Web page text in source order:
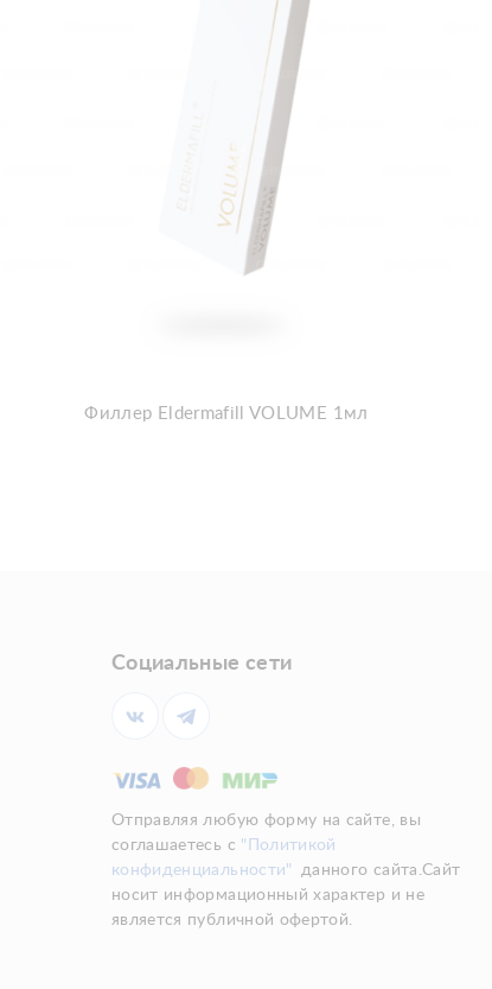
Филлер Eldermafill VOLUME 1мл
Социальные сети
Отправляя любую форму на сайте, вы
соглашаетесь с "Политикой
конфиденциальности"
данного сайта.Сайт
носит информационный характер и не
является публичной офертой.